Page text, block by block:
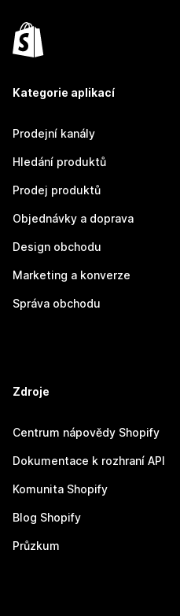
Kategorie aplikací
Prodejní kanály
Hledání produktů
Prodej produktů
Objednávky a doprava
Design obchodu
Marketing a konverze
Správa obchodu
Zdroje
Centrum nápovědy Shopify
Dokumentace k rozhraní API
Komunita Shopify
Blog Shopify
Průzkum